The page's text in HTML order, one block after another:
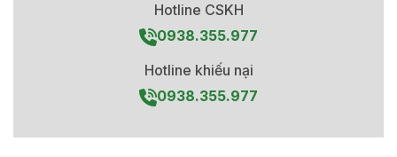
Hotline CSKH
0938.355.977
Hotline khiếu nại
0938.355.977